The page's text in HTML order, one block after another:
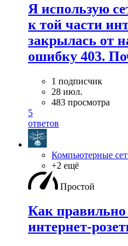
Я использую
к той части
закрылась от
ошибку 403.
1 подписчик
28 июл.
483 просмотра
5
ответов
Компьютерные
+2 ещё
Простой
Как правильно
интернет-